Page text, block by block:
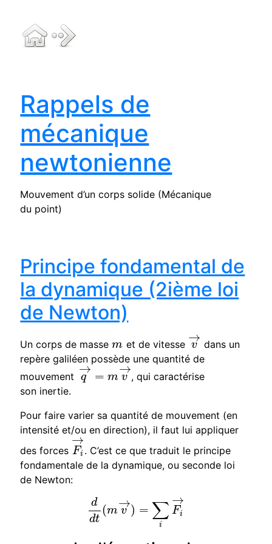
Rappels de
mécanique
newtonienne
Mouvement d’un corps solide (Mécanique
du point)
Principe fondamental de
la dynamique (2ième loi
de Newton)
Un corps de massem
m et de vitesse v
→
v→ dans un
repère galiléen possède une quantité de
mouvement
q
→
= m v
→
q→ =mv→
, qui caractérise
son inertie.
Pour faire varier sa quantité de mouvement (en
intensité et/ou en direction), il faut lui appliquer
des forces Fi
→
Fi→. C’est ce que traduit le principe
fondamentale de la dynamique, ou seconde loi
de Newton:
d
dt
(m v
→
) = ∑
i
Fi
→
d dt(mv → )= iF →